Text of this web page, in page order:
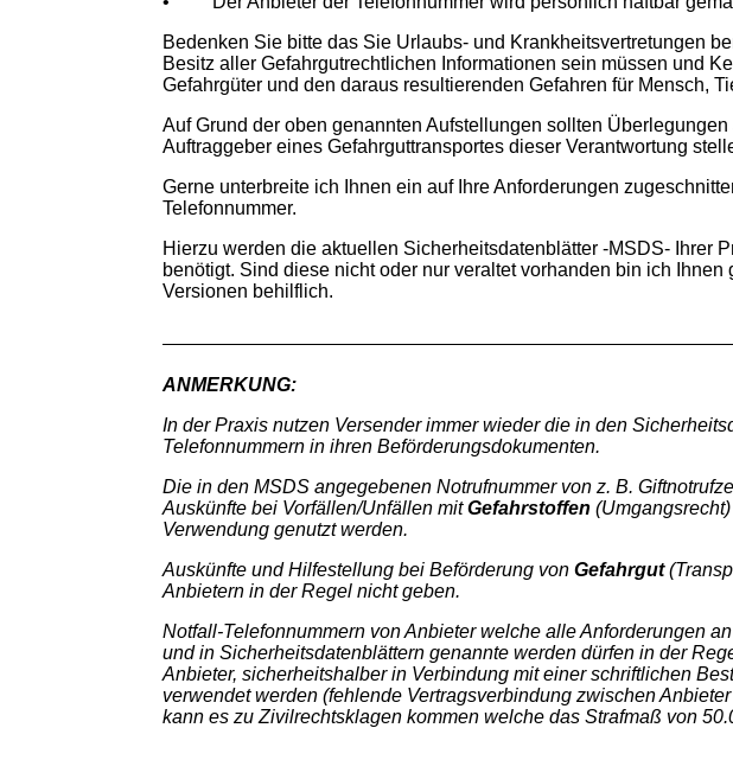
Bedenken Sie bitte das Sie Urlaubs- und Krankheitsvertretungen
Besitz aller Gefahrgutrechtlichen Informationen sein müssen und
Gefahrgüter und den daraus resultierenden Gefahren für Mensch,
Auf Grund der oben genannten Aufstellungen sollten
Auftraggeber eines Gefahrguttransportes dieser Verantwortung
Gerne unterbreite ich Ihnen ein auf Ihre Anforderungen
Telefonnummer.
Hierzu werden die aktuellen Sicherheitsdatenblätter -MSDS- Ihrer
benötigt. Sind diese nicht oder nur veraltet vorhanden bin ich
Versionen behilflich.
ANMERKUNG:
In der Praxis nutzen Versender immer wieder die in den
Telefonnummern in ihren Beförderungsdokumenten.
Die in den MSDS angegebenen Notrufnummer von z. B.
Auskünfte bei Vorfällen/Unfällen mitGefahrstoffen
Verwendung genutzt werden.
Auskünfte und Hilfestellung bei Beförderung von Gefahrgut
Anbietern in der Regel nicht geben.
Notfall-Telefonnummern von Anbieter welche alle Anforderungen
und in Sicherheitsdatenblättern genannte werden dürfen in der
Anbieter, sicherheitshalber in Verbindung mit einer schriftlichen
verwendet werden (fehlende Vertragsverbindung zwischen
kann es zu Zivilrechtsklagen kommen welche das Strafmaß von